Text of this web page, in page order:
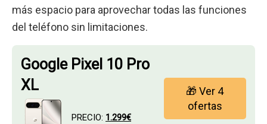
más espacio para aprovechar todas las funciones
del teléfono sin limitaciones.
Google Pixel 10 Pro
XL
PRECIO: 1.299€
🎁 Ver 4
ofertas